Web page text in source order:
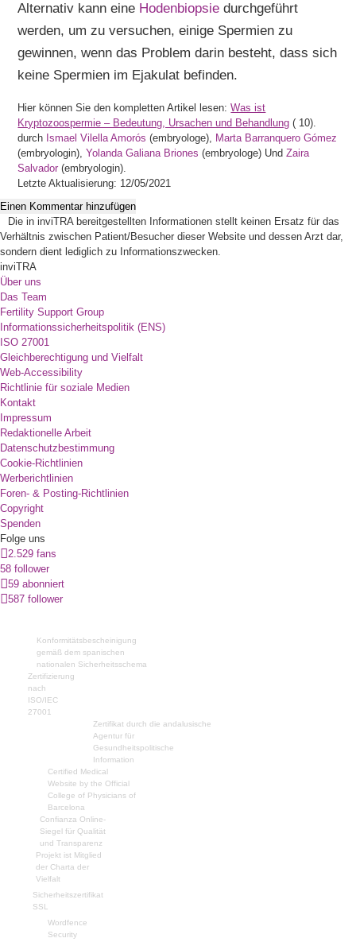
Alternativ kann eine Hodenbiopsie durchgeführt
werden, um zu versuchen, einige Spermien zu
gewinnen, wenn das Problem darin besteht, dass sich
keine Spermien im Ejakulat befinden.
Hier können Sie den kompletten Artikel lesen:Was ist
Kryptozoospermie – Bedeutung, Ursachen und Behandlung ( 10).
durch Ismael Vilella Amorós (embryologe), Marta Barranquero Gómez
(embryologin),Yolanda Galiana Briones (embryologe) UndZaira
Salvador (embryologin).
Letzte Aktualisierung: 12/05/2021
Einen Kommentar hinzufügen
Die in inviTRA bereitgestellten Informationen stellt keinen Ersatz für das
Verhältnis zwischen Patient/Besucher dieser Website und dessen Arzt dar,
sondern dient lediglich zu Informationszwecken.
inviTRA
Über uns
Das Team
Fertility Support Group
Informationssicherheitspolitik (ENS)
ISO 27001
Gleichberechtigung und Vielfalt
Web-Accessibility
Richtlinie für soziale Medien
Kontakt
Impressum
Redaktionelle Arbeit
Datenschutzbestimmung
Cookie-Richtlinien
Werberichtlinien
Foren- & Posting-Richtlinien
Copyright
Spenden
Folge uns
2.529 fans
58 follower
59 abonniert
587 follower
Konformitätsbescheinigung
gemäß dem spanischen
nationalen Sicherheitsschema
Zertifizierung
nach
ISO/IEC
27001
Zertifikat durch die andalusische
Agentur für
Gesundheitspolitische
Information
Certified Medical
Website by the Official
College of Physicians of
Barcelona
Confianza Online-
Siegel für Qualität
und Transparenz
Projekt ist Mitglied
der Charta der
Vielfalt
Sicherheitszertifikat
SSL
Wordfence
Security